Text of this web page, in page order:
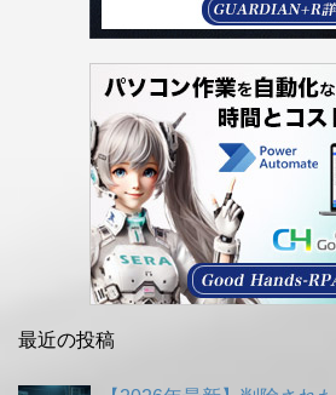
最近の投稿